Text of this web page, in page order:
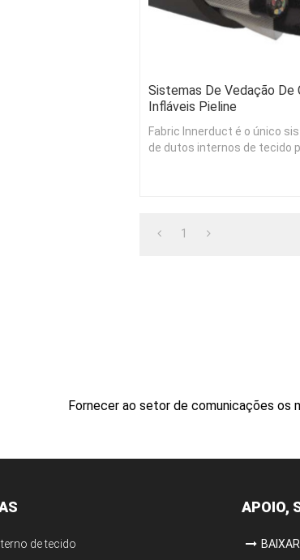
Sistemas De Vedação De
Infláveis Pieline
Fabric Innerduct é o único
de dutos internos de tecido
1
Fornecer ao setor de comunicações os
de tecido
APOIO,
BAIXAR